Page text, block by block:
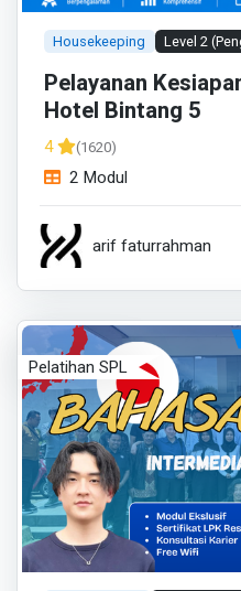
Housekeeping Level 2
Pelayanan
Hotel Bintang 5
4 (1620)
2 Modul
arif faturrahman
Pelatihan SPL